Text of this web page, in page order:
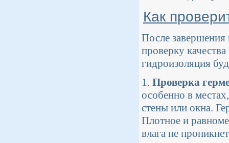
Как
После завершения
проверку
гидроизоляция
1. Проверка
особенно в
стены или окна.
Плотное и
влага не